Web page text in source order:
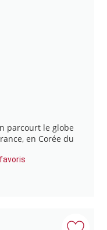
parcourt le globe
en Corée du